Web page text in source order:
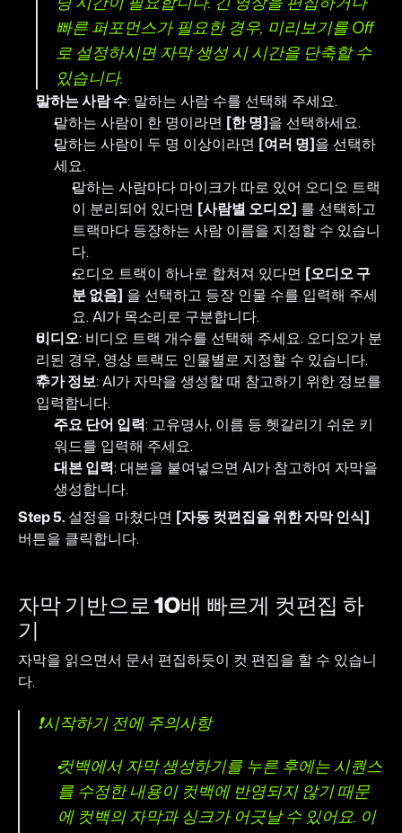
빠른 퍼포먼스가 필요한 경우, 미리보기를 Off
로 설정하시면 자막 생성 시 시간을 단축할 수
있습니다.
말하는 사람 수: 말하는 사람 수를 선택해 주세요.
말하는 사람이 한 명이라면 [한 명]을 선택하세요.
말하는 사람이 두 명 이상이라면 [여러 명]을 선택하
세요.
말하는 사람마다 마이크가 따로 있어 오디오 트랙
이 분리되어 있다면 [사람별 오디오] 를 선택하고
트랙마다 등장하는 사람 이름을 지정할 수 있습니
다.
오디오 트랙이 하나로 합쳐져 있다면 [오디오 구
분 없음] 을 선택하고 등장 인물 수를 입력해 주세
요. AI가 목소리로 구분합니다.
비디오: 비디오 트랙 개수를 선택해 주세요. 오디오가 분
리된 경우, 영상 트랙도 인물별로 지정할 수 있습니다.
추가 정보: AI가 자막을 생성할 때 참고하기 위한 정보를
입력합니다.
주요 단어 입력: 고유명사, 이름 등 헷갈리기 쉬운 키
워드를 입력해 주세요.
대본 입력: 대본을 붙여넣으면 AI가 참고하여 자막을
생성합니다.
Step 5. 설정을 마쳤다면 [자동 컷편집을 위한 자막 인식]
버튼을 클릭합니다.
자막 기반으로 10배 빠르게 컷편집 하
기
자막을 읽으면서 문서 편집하듯이 컷 편집을 할 수 있습니
다.
❗시작하기 전에 주의사항
컷백에서 자막 생성하기를 누른 후에는 시퀀스
를 수정한 내용이 컷백에 반영되지 않기 때문
에 컷백의 자막과 싱크가 어긋날 수 있어요. 이